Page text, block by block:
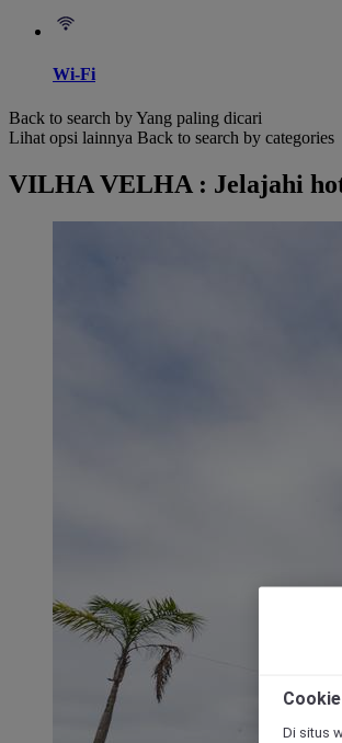
Wi-Fi
Back to search by Yang paling dicari
Lihat opsi lainnya Back to search by categories
VILHA VELHA : Jelajahi
Di situs